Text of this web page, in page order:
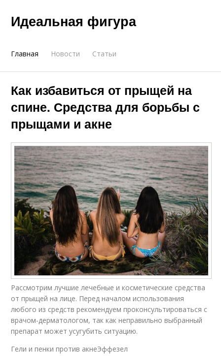
Идеальная фигура
Главная Новости Статьи
Как избавиться от прыщей на
спине. Средства для борьбы с
прыщами и акне
Рассмотрим лучшие лечебные и косметические средства
от прыщей на лице. Перед началом использования
любого из средств рекомендуем проконсультироваться с
врачом-дерматологом, так как неправильно выбранный
препарат может усугубить ситуацию.
Гели и пенки против акнеЭффезел